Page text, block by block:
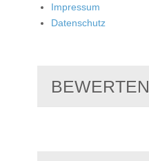
Impressum
Datenschutz
BEWERTEN